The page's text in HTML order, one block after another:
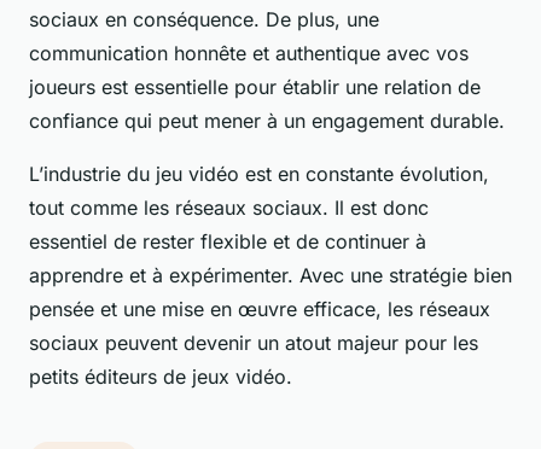
sociaux en conséquence. De plus, une
communication honnête et authentique avec vos
joueurs est essentielle pour établir une relation de
confiance qui peut mener à un engagement durable.
L’industrie du jeu vidéo est en constante évolution,
tout comme les réseaux sociaux. Il est donc
essentiel de rester flexible et de continuer à
apprendre et à expérimenter. Avec une stratégie bien
pensée et une mise en œuvre efficace, les réseaux
sociaux peuvent devenir un atout majeur pour les
petits éditeurs de jeux vidéo.